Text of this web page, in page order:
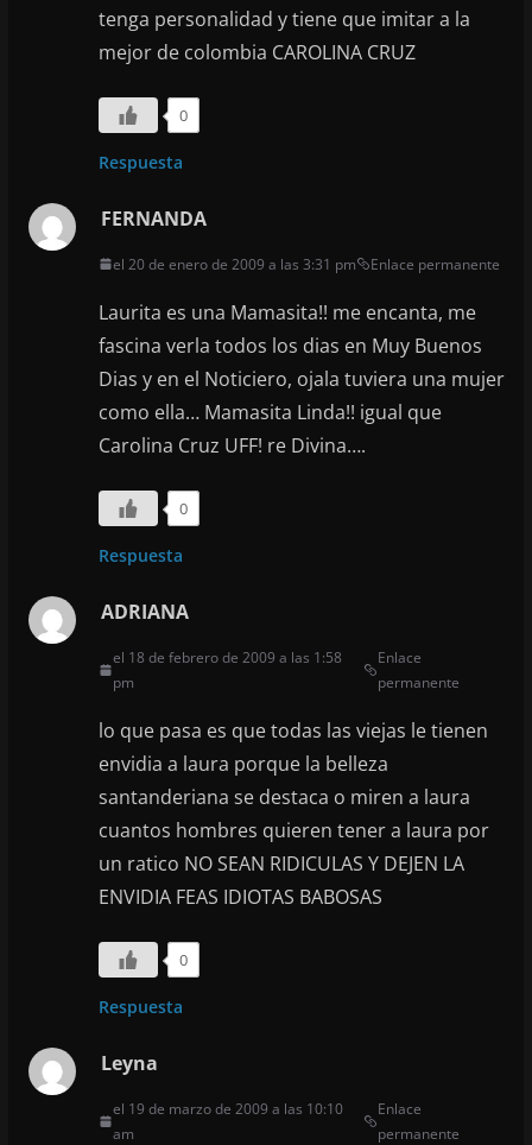
tenga personalidad y tiene que imitar a la
mejor de colombia CAROLINA CRUZ
0
Respuesta
FERNANDA
el 20 de enero de 2009 a las 3:31 pm Enlace permanente
Laurita es una Mamasita!! me encanta, me
fascina verla todos los dias en Muy Buenos
Dias y en el Noticiero, ojala tuviera una mujer
como ella… Mamasita Linda!! igual que
Carolina Cruz UFF! re Divina….
0
Respuesta
ADRIANA
el 18 de febrero de 2009 a las 1:58
pm
Enlace
permanente
lo que pasa es que todas las viejas le tienen
envidia a laura porque la belleza
santanderiana se destaca o miren a laura
cuantos hombres quieren tener a laura por
un ratico NO SEAN RIDICULAS Y DEJEN LA
ENVIDIA FEAS IDIOTAS BABOSAS
0
Respuesta
Leyna
el 19 de marzo de 2009 a las 10:10
am
Enlace
permanente